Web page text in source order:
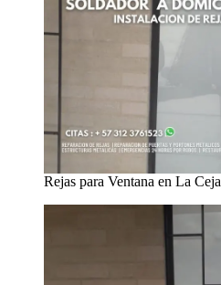
Rejas para Ventana en La Ceja